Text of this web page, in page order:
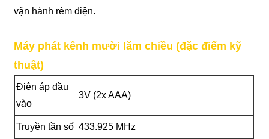
vận hành rèm điện.
Máy phát kênh mười lăm chiều (đặc điểm kỹ
thuật)
Điện áp đầu
vào
3V (2x AAA)
Truyền tần số 433.925 MHz